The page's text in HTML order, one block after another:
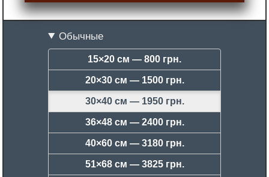
Обычные
15×20 см — 800 грн.
20×30 см — 1500 грн.
30×40 см — 1950 грн.
36×48 см — 2400 грн.
40×60 см — 3180 грн.
51×68 см — 3825 грн.